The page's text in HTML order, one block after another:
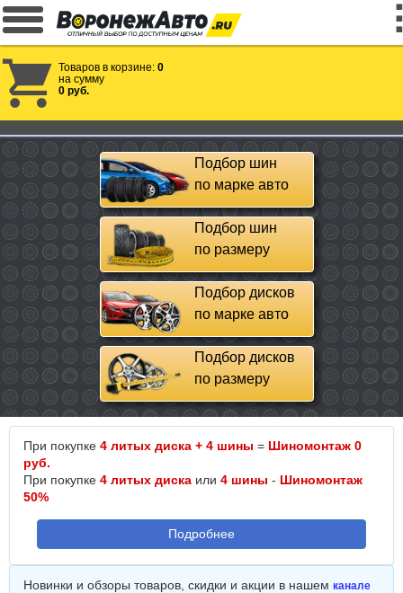
Товаров в корзине: 0
на сумму
0 руб.
Подбор шин
по марке авто
Подбор шин
по размеру
Подбор дисков
по марке авто
Подбор дисков
по размеру
При покупке 4 литых диска + 4 шины = Шиномонтаж 0
руб.
При покупке 4 литых диска или 4 шины - Шиномонтаж
50%
Подробнее
Новинки и обзоры товаров, скидки и акции в нашем канале